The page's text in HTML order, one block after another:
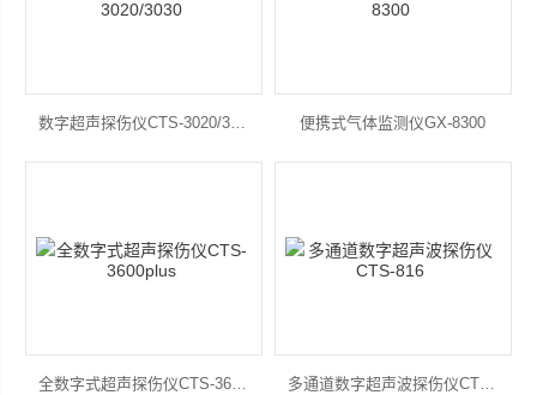
数字超声探伤仪CTS-3020/3030 便携式气体监测仪GX-8300
全数字式超声探伤仪CTS-3600plus 多通道数字超声波探伤仪CTS-816